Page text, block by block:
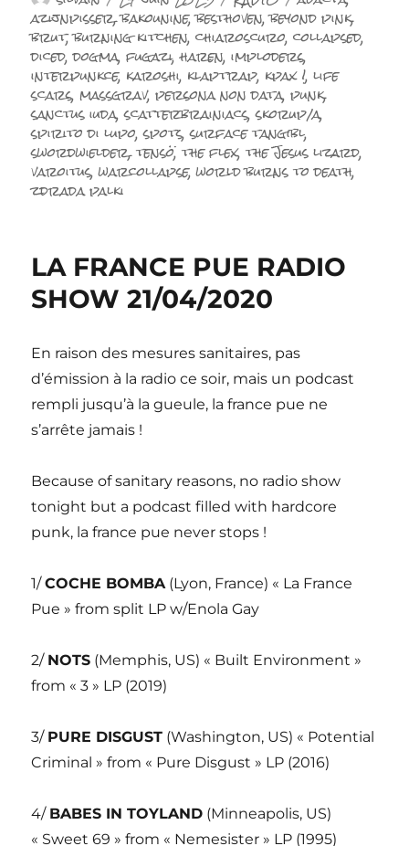
le
azijnpisser,bakounine,besthoven,beyond pink,
brut,burning kitchen,chiaroscuro,collapsed,
diced,dogma,fugazi,haren,imploders,
interpunkce, karoshi, klaptrap, kpax !,life
scars,massgrav,persona non data,punk,
sanctus iuda,scatterbrainiacs,skorup/a,
spirito di lupo,spots,surface tangibl,
swordwielder,tensö,the flex,the Jesus lizard,
varoitus,warcollapse,world burns to death,
zdrada palki
LA FRANCE PUE RADIO
SHOW 21/04/2020
En raison des mesures sanitaires, pas
d’émission à la radio ce soir, mais un podcast
rempli jusqu’à la gueule, la france pue ne
s’arrête jamais !
Because of sanitary reasons, no radio show
tonight but a podcast filled with hardcore
punk, la france pue never stops !
1/COCHE BOMBA(Lyon, France) « La France
Pue » from split LP w/Enola Gay
2/ NOTS (Memphis, US) « Built Environment »
from « 3 » LP (2019)
3/ PURE DISGUST (Washington, US) « Potential
Criminal » from « Pure Disgust » LP (2016)
4/ BABES IN TOYLAND (Minneapolis, US)
« Sweet 69 » from « Nemesister » LP (1995)